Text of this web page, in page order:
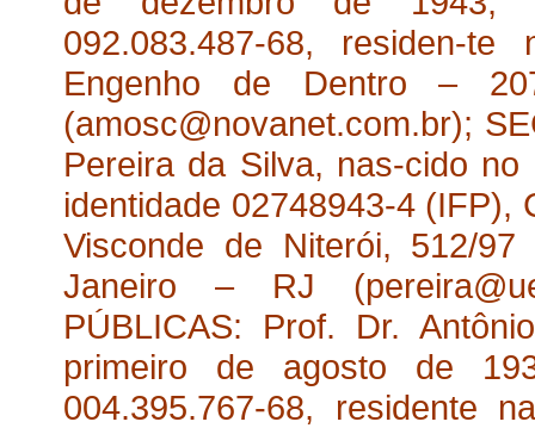
092.083.487-68, residen-
Engenho de Dentro –
(amosc@novanet.com.br);
Pereira da Silva, nas-cido
identidade 02748943-4 (IFP),
Visconde de Niterói, 512/
Janeiro – RJ
PÚBLICAS: Prof. Dr.
primeiro de agosto de
004.395.767-68, residente